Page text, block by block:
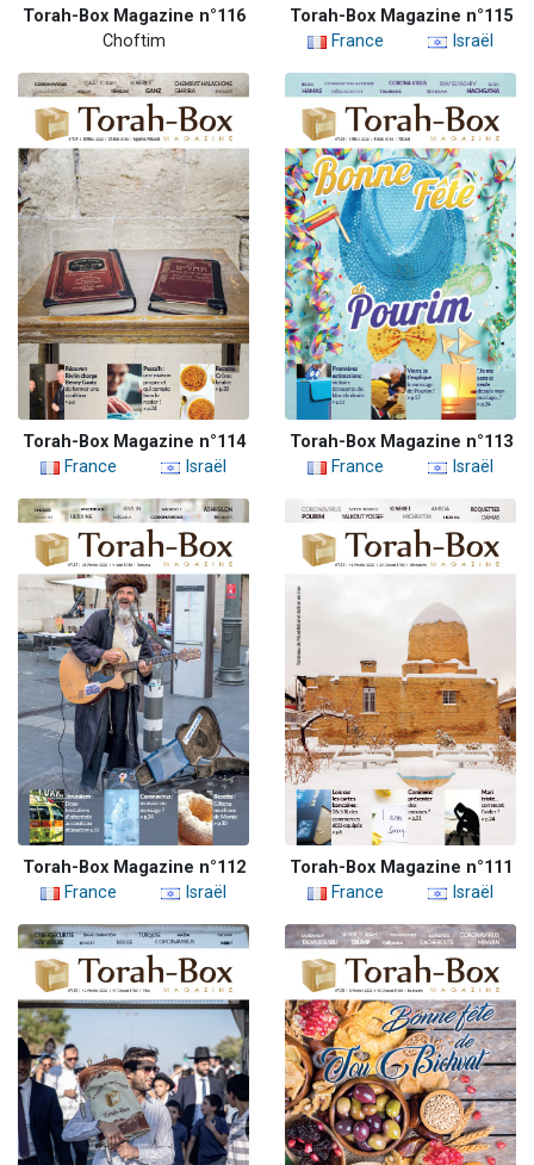
Torah-Box Magazine n°116
Choftim
Torah-Box Magazine n°115
France
Israël
Torah-Box Magazine n°114
France
Israël
Torah-Box Magazine n°113
France
Israël
Torah-Box Magazine n°112
France
Israël
Torah-Box Magazine n°111
France
Israël